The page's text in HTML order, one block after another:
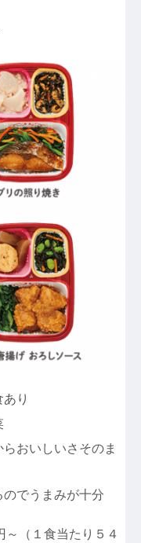
り
おいしいさそのま
でうまみが十分
～（１食当たり５４